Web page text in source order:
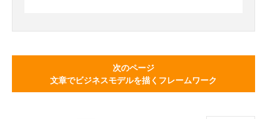
次のページ
文章でビジネスモデルを描くフレームワーク